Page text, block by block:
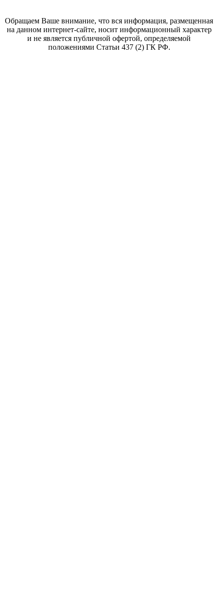
Обращаем Ваше внимание, что вся информация, размещенная
на данном интернет-сайте, носит информационный характер
и не является публичной офертой, определяемой
положениями Статьи 437 (2) ГК РФ.